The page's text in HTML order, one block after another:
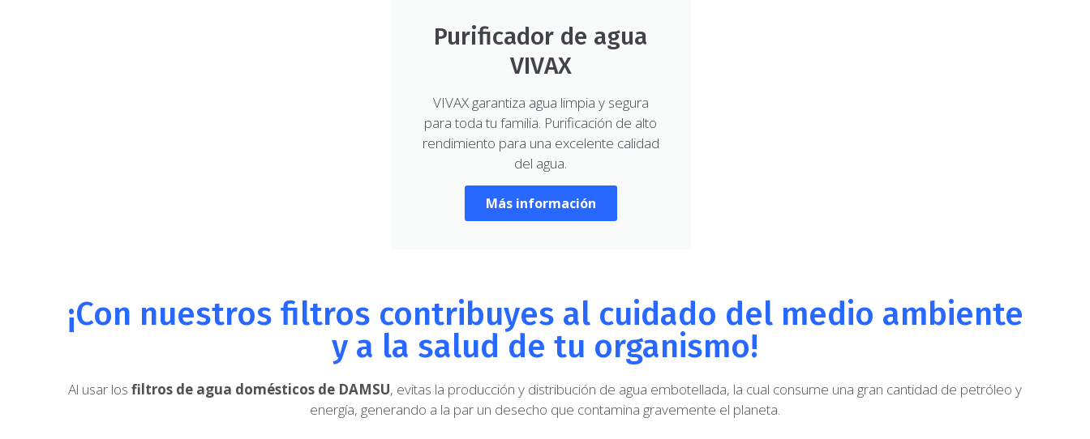
Purificador de agua
VIVAX
VIVAX garantiza agua limpia y segura
para toda tu familia. Purificación de alto
rendimiento para una excelente calidad
del agua.
Más información
¡Con nuestros filtros contribuyes al cuidado del medio ambiente
y a la salud de tu organismo!
Al usar los filtros de agua domésticos de DAMSU, evitas la producción y distribución de agua embotellada, la cual consume una gran cantidad de petróleo y
energía, generando a la par un desecho que contamina gravemente el planeta.